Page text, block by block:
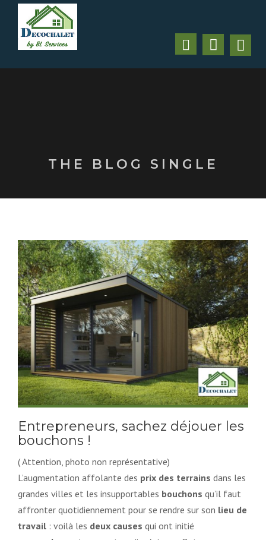
THE BLOG SINGLE
Entrepreneurs, sachez déjouer les
bouchons !
( Attention, photo non représentative)
L’augmentation affolante des prix des terrains dans les
grandes villes et les insupportables bouchons qu’il faut
affronter quotidiennement pour se rendre sur son lieu de
travail : voilà les deux causes qui ont initié